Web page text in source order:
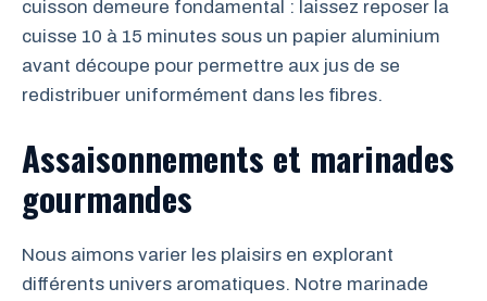
cuisson demeure fondamental : laissez reposer la
cuisse 10 à 15 minutes sous un papier aluminium
avant découpe pour permettre aux jus de se
redistribuer uniformément dans les fibres.
Assaisonnements et marinades
gourmandes
Nous aimons varier les plaisirs en explorant
différents univers aromatiques. Notre marinade